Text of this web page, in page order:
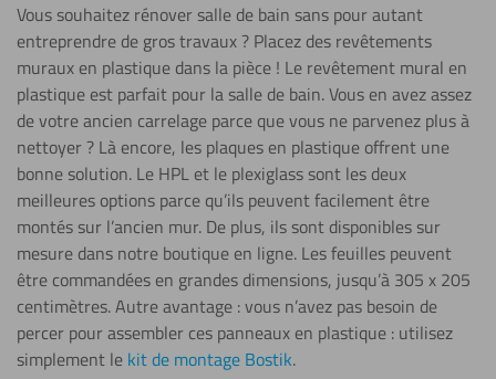
Vous souhaitez rénover salle de bain sans pour autant
entreprendre de gros travaux ? Placez des revêtements
muraux en plastique dans la pièce ! Le revêtement mural en
plastique est parfait pour la salle de bain. Vous en avez assez
de votre ancien carrelage parce que vous ne parvenez plus à
nettoyer ? Là encore, les plaques en plastique offrent une
bonne solution. Le HPL et le plexiglass sont les deux
meilleures options parce qu’ils peuvent facilement être
montés sur l’ancien mur. De plus, ils sont disponibles sur
mesure dans notre boutique en ligne. Les feuilles peuvent
être commandées en grandes dimensions, jusqu’à 305 x 205
centimètres. Autre avantage : vous n’avez pas besoin de
percer pour assembler ces panneaux en plastique : utilisez
simplement le kit de montage Bostik.